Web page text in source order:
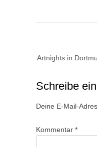
Artnights in
Schreibe
Deine E-Mail-
Kommentar *